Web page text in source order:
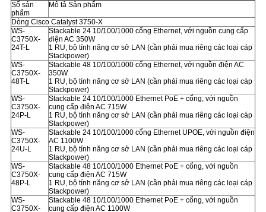
Số sản
phẩm
Mô tả Sản phẩm
Dòng Cisco Catalyst 3750-X
WS-
C3750X-
24T-L
Stackable 24 10/100/1000 cổng Ethernet, với nguồn cung cấp
điện AC 350W
1 RU, bộ tính năng cơ sở LAN (cần phải mua riêng các loại cáp
Stackpower)
WS-
C3750X-
48T-L
Stackable 48 10/100/1000 cổng Ethernet, với nguồn điện AC
350W
1 RU, bộ tính năng cơ sở LAN (cần phải mua riêng các loại cáp
Stackpower)
WS-
C3750X-
24P-L
Stackable 24 10/100/1000 Ethernet PoE + cổng, với nguồn
cung cấp điện AC 715W
1 RU, bộ tính năng cơ sở LAN (cần phải mua riêng các loại cáp
Stackpower)
WS-
C3750X-
24U-L
Stackable 24 10/100/1000 cổng Ethernet UPOE, với nguồn điện
AC 1100W
1 RU, bộ tính năng cơ sở LAN (cần phải mua riêng các loại cáp
Stackpower)
WS-
C3750X-
48P-L
Stackable 48 10/100/1000 Ethernet PoE + cổng, với nguồn
cung cấp điện AC 715W
1 RU, bộ tính năng cơ sở LAN (cần phải mua riêng các loại cáp
Stackpower)
WS-
C3750X-
Stackable 48 10/100/1000 Ethernet PoE + cổng, với nguồn
cung cấp điện AC 1100W